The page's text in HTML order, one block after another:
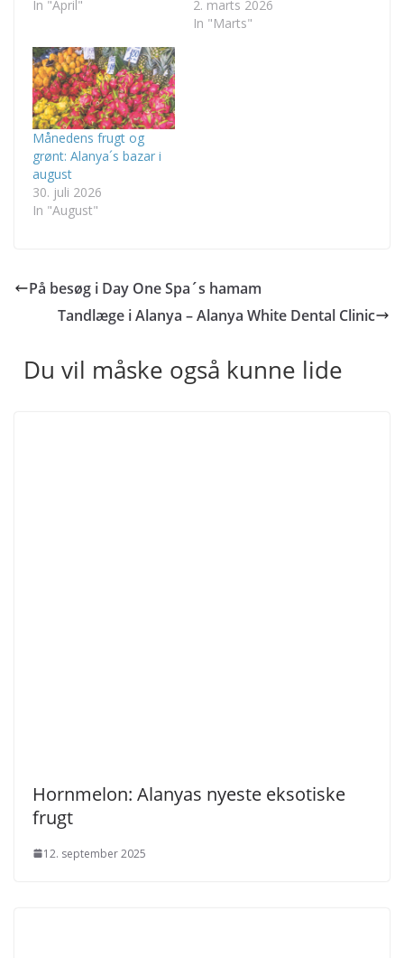
In "April"
2. marts 2026
In "Marts"
Månedens frugt og
grønt: Alanya´s bazar i
august
30. juli 2026
In "August"
På besøg i Day One Spa´s hamam
Tandlæge i Alanya – Alanya White Dental Clinic
Du vil måske også kunne lide
Hornmelon: Alanyas nyeste eksotiske
frugt
12. september 2025